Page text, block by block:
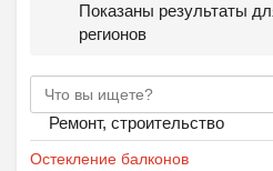
Показаны результаты
регионов
Ремонт, строительство
Остекление балконов